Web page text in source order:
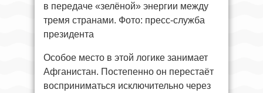
в передаче «зелёной» энергии между
тремя странами. Фото: пресс-служба
президента
Особое место в этой логике занимает
Афганистан. Постепенно он перестаёт
восприниматься исключительно через